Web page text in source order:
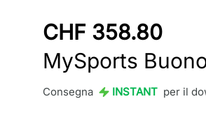
CHF 358.80
MySports
Consegna INSTANT per il